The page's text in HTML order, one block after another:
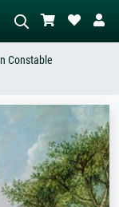
– pl. zöld rét, sok
sötét olajkép, álló akt
egy fa mellett.
Constable